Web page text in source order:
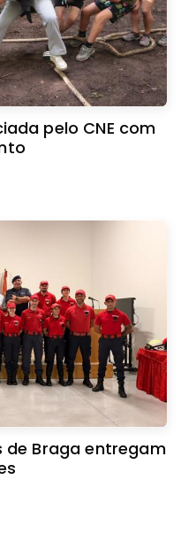
pelo CNE com
de Braga entregam